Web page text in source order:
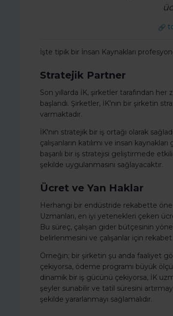
İşte tipik bir İnsan Kaynakları
Stratejik Partner
Son yıllarda İK, şirketler tarafından
başlandı. Şirketler, İK'nın bir şirketin
varmaktadır.
İK'nın stratejik bir iş ortağı olarak
çalışanların katılımı ve insan
başarılı bir iş stratejisi geliştirmede
şekilde uygulanmasını sağlayacaktır.
Ücret ve Yan Haklar
Herhangi bir endüstride rekabette öne
Uzmanları, en iyi yetenekleri çeken
Bu süreç, çalışan gider bütçesinin
belirlenmesini ve çalışanlar için
Örneğin; bir şirketin şu anda faaliyet
çekiyorsa, ödeme programı büyük
dinamik bir iş gücünü çekiyorsa, İK
şeyler sunabilir ve tatil süresini
şekilde yararlanmayı sağlamalıdır.